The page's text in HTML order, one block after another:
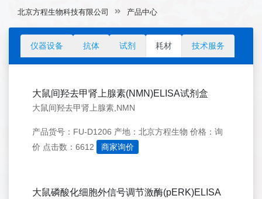
北京方程生物科技有限公司 产品中心
仪器设备 抗体 试剂 耗材 技术服务
大鼠间羟去甲肾上腺素(NMN)ELISA试剂盒
大鼠间羟去甲肾上腺素,NMN
产品货号：FU-D1206 产地：北京方程生物 价格：询
价 点击数：6612 商家询价
大鼠磷酸化细胞外信号调节激酶(pERK)ELISA